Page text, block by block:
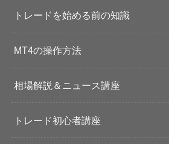
トレードを始める前の知識
MT4の操作方法
相場解説＆ニュース講座
トレード初心者講座